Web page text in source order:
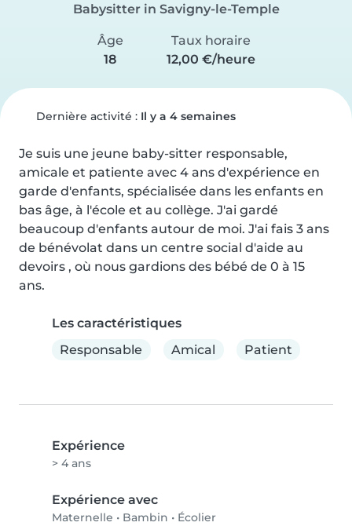
Babysitter in Savigny-le-Temple
Âge
18
Taux horaire
12,00 €/heure
Dernière activité : Il y a 4 semaines
Je suis une jeune baby-sitter responsable,
amicale et patiente avec 4 ans d'expérience en
garde d'enfants, spécialisée dans les enfants en
bas âge, à l'école et au collège. J'ai gardé
beaucoup d'enfants autour de moi. J'ai fais 3 ans
de bénévolat dans un centre social d'aide au
devoirs , où nous gardions des bébé de 0 à 15
ans.
Les caractéristiques
Responsable
Amical Patient
Expérience
> 4 ans
Expérience avec
Maternelle • Bambin • Écolier